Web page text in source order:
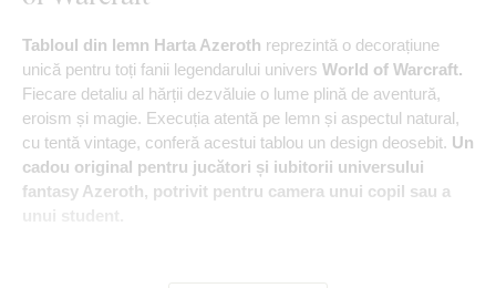
Tabloul din lemn Harta Azeroth reprezintă o decorațiune
unică pentru toți fanii legendarului univers World of Warcraft.
Fiecare detaliu al hărții dezvăluie o lume plină de aventură,
eroism și magie. Execuția atentă pe lemn și aspectul natural,
cu tentă vintage, conferă acestui tablou un design deosebit. Un
cadou original pentru jucători și iubitorii universului
fantasy Azeroth, potrivit pentru camera unui copil sau a
unui student.